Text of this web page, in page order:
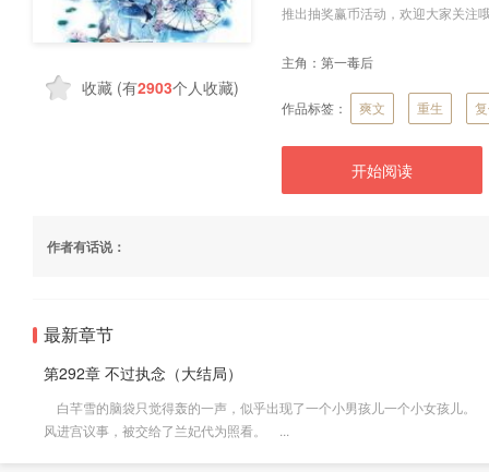
收藏 (有2903个人收藏)
推出抽奖赢币活动，欢迎大家关注
主角： 第一毒后
作品标签： 爽文 重生
开始阅读
作者有话说：
最新章节
第292章 不过执念（大结局）
白芊雪的脑袋只觉得轰的一声，似乎出现了一个小男孩儿一个小女孩儿
风进宫议事，被交给了兰妃代为照看。 ...